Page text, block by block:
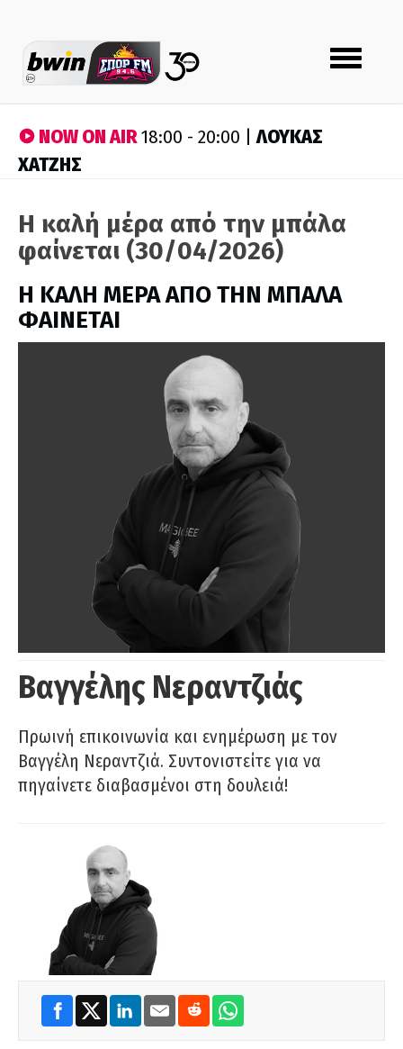
Toggle
navigation
NOW ON AIR18:00 - 20:00 |ΛΟΥΚΑΣ
ΧΑΤΖΗΣ
Η καλή μέρα από την μπάλα
φαίνεται (30/04/2026)
H ΚΑΛΗ ΜΕΡΑ ΑΠΟ ΤΗΝ ΜΠΑΛΑ
ΦΑΙΝΕΤΑΙ
Βαγγέλης Νεραντζιάς
Πρωινή επικοινωνία και ενημέρωση με τον
Βαγγέλη Νεραντζιά. Συντονιστείτε για να
πηγαίνετε διαβασμένοι στη δουλειά!